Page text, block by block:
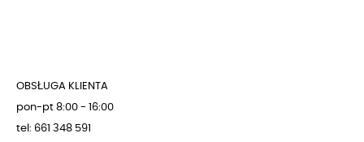
OBSŁUGA KLIENTA
pon-pt 8:00 - 16:00
tel: 661 348 591